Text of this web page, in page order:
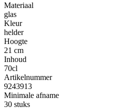
Materiaal
glas
Kleur
helder
Hoogte
21 cm
Inhoud
70cl
Artikelnummer
9243913
Minimale afname
30 stuks